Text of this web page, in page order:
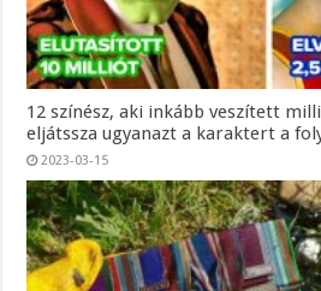
12 színész, aki inkább veszített
eljátssza ugyanazt a karaktert a
2023-03-15